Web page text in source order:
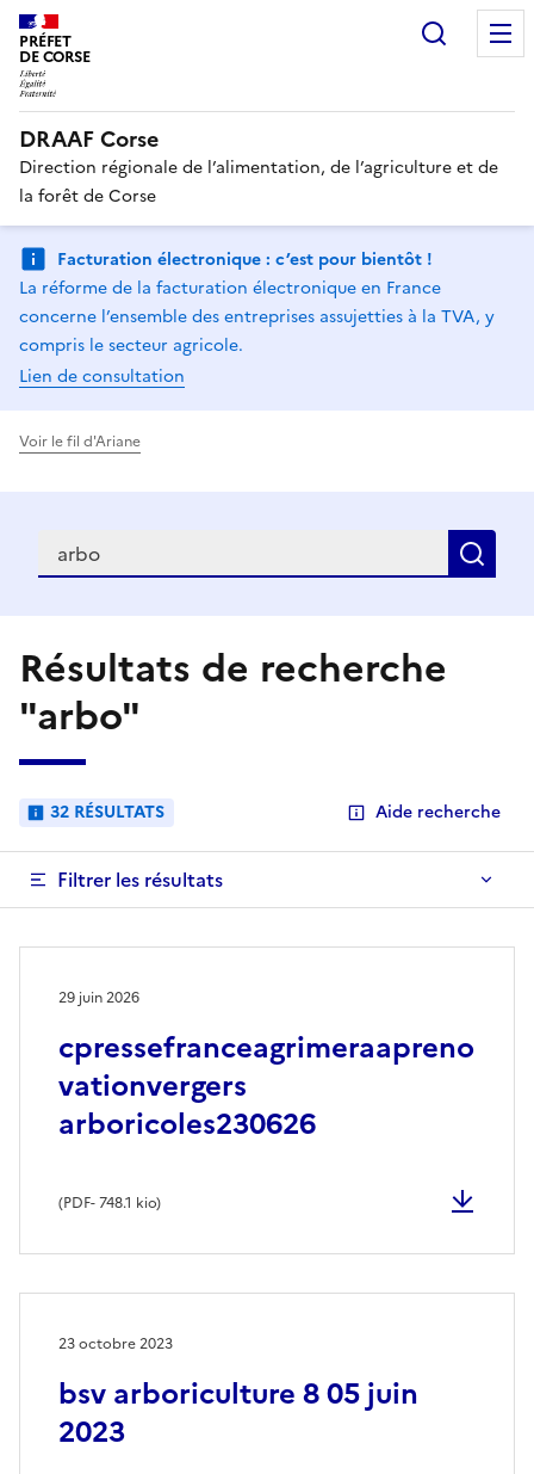
PRÉFET
DE CORSE
DRAAF Corse
Direction régionale de l’alimentation, de l’agriculture et de
la forêt de Corse
Facturation électronique : c’est pour bientôt !
La réforme de la facturation électronique en France
concerne l’ensemble des entreprises assujetties à la TVA, y
compris le secteur agricole.
Lien de consultation
Voir le fil d'Ariane
Recherche
Résultats de recherche
"arbo"
32 RÉSULTATS Aide recherche
Filtrer les résultats
cpressefranceagrimeraapreno
vationvergers
arboricoles230626
29 juin 2026
(PDF- 748.1 kio)
bsv arboriculture 8 05 juin
2023
23 octobre 2023